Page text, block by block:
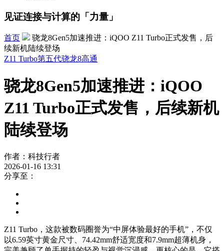
见证连接与计算的「力量」
首页
骁龙8Gen5加速推进：iQOO Z11 Turbo正式发售，后
续新机陆续登场
Z11 Turbo第五代骁龙8高通
骁龙8Gen5加速推进：iQOO
Z11 Turbo正式发售，后续新机
陆续登场
作者： 科技行者
2026-01-16 13:31
分享至：
Z11 Turbo，这款被数码圈誉为“中屏体验最好的手机”，不仅
以6.59英寸黄金尺寸、74.42mm舒适宽度和7.9mm超薄机身，